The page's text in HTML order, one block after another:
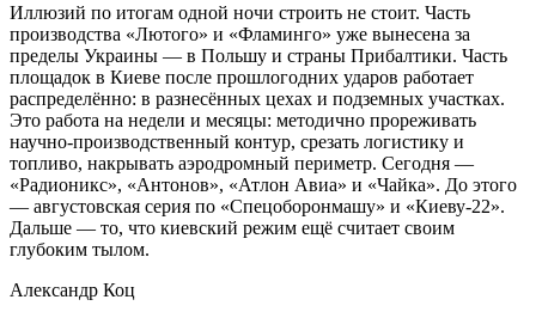
Иллюзий по итогам одной ночи строить не стоит. Часть
производства «Лютого» и «Фламинго» уже вынесена за
пределы Украины — в Польшу и страны Прибалтики. Часть
площадок в Киеве после прошлогодних ударов работает
распределённо: в разнесённых цехах и подземных участках.
Это работа на недели и месяцы: методично прореживать
научно-производственный контур, срезать логистику и
топливо, накрывать аэродромный периметр. Сегодня —
«Радионикс», «Антонов», «Атлон Авиа» и «Чайка». До этого
— августовская серия по «Спецоборонмашу» и «Киеву-22».
Дальше — то, что киевский режим ещё считает своим
глубоким тылом.
Александр Коц